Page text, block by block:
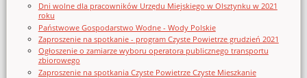
Dni wolne dla pracowników Urzędu Miejskiego w Olsztynku w 2021
roku
Państwowe Gospodarstwo Wodne - Wody Polskie
Zaproszenie na spotkanie - program Czyste Powietrze grudzień 2021
Ogłoszenie o zamiarze wyboru operatora publicznego transportu
zbiorowego
Zaproszenie na spotkania Czyste Powietrze Czyste Mieszkanie